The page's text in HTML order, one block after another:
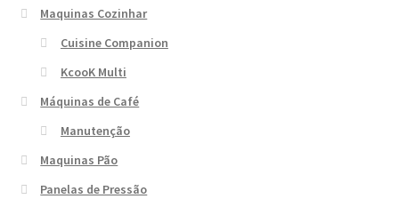
Maquinas Cozinhar
Cuisine Companion
KcooK Multi
Máquinas de Café
Manutenção
Maquinas Pão
Panelas de Pressão